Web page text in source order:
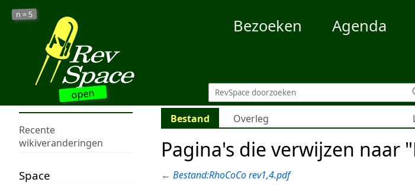
open
n = 5
Bezoeken Agenda
Recente
wikiveranderingen
Space
Bestand Overleg
Pagina's die verwijzen naar
← Bestand:RhoCoCo rev1,4.pdf